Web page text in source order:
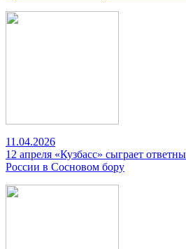
11.04.2026
12 апреля «Кузбасс» сыграет
России в Сосновом бору